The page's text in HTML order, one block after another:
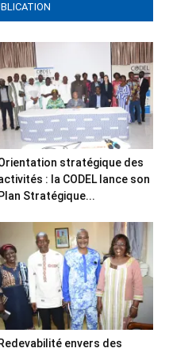
stratégique des
: la CODEL lance son
Plan Stratégique...
Redevabilité envers des